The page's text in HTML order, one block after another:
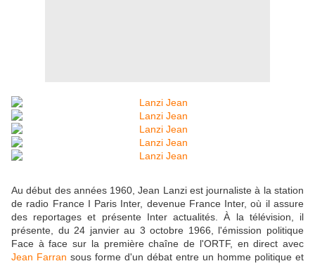
Au début des années 1960, Jean Lanzi est journaliste à la station
de radio France I Paris Inter, devenue France Inter, où il assure
des reportages et présente Inter actualités. À la télévision, il
présente, du 24 janvier au 3 octobre 1966, l'émission politique
Face à face sur la première chaîne de l'ORTF, en direct avec
Jean Farran sous forme d'un débat entre un homme politique et